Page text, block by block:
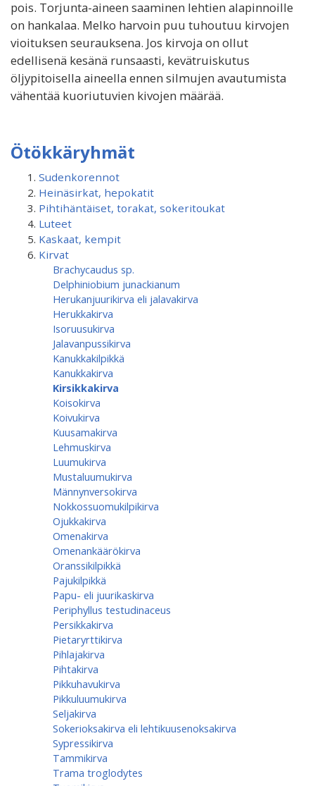
pois. Torjunta-aineen saaminen lehtien alapinnoille
on hankalaa. Melko harvoin puu tuhoutuu kirvojen
vioituksen seurauksena. Jos kirvoja on ollut
edellisenä kesänä runsaasti, kevätruiskutus
öljypitoisella aineella ennen silmujen avautumista
vähentää kuoriutuvien kivojen määrää.
Ötökkäryhmät
Sudenkorennot
Heinäsirkat, hepokatit
Pihtihäntäiset, torakat, sokeritoukat
Luteet
Kaskaat, kempit
Kirvat
Brachycaudus sp.
Delphiniobium junackianum
Herukanjuurikirva eli jalavakirva
Herukkakirva
Isoruusukirva
Jalavanpussikirva
Kanukkakilpikkä
Kanukkakirva
Kirsikkakirva
Koisokirva
Koivukirva
Kuusamakirva
Lehmuskirva
Luumukirva
Mustaluumukirva
Männynversokirva
Nokkossuomukilpikirva
Ojukkakirva
Omenakirva
Omenankäärökirva
Oranssikilpikkä
Pajukilpikkä
Papu- eli juurikaskirva
Periphyllus testudinaceus
Persikkakirva
Pietaryrttikirva
Pihlajakirva
Pihtakirva
Pikkuhavukirva
Pikkuluumukirva
Seljakirva
Sokerioksakirva eli lehtikuusenoksakirva
Sypressikirva
Tammikirva
Trama troglodytes